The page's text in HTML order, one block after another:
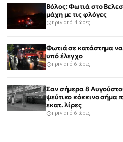
Βόλος: Φωτιά στο
μάχη με τις φλόγες
πριν από 4 ώρες
Φωτιά σε κατάστημα
υπό έλεγχο
πριν από 6 ώρες
Σαν σήμερα 8
ψεύτικο κόκκινο σήμα
εκατ. λίρες
πριν από 6 ώρες